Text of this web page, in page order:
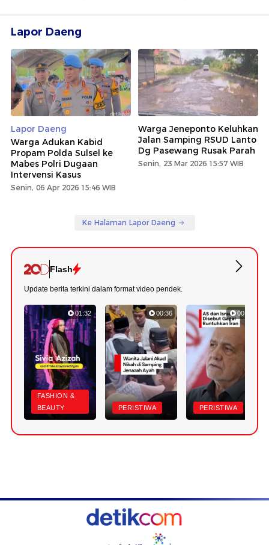
Lapor Daeng
Lapor Daeng
Warga Adukan Kabid
Propam Polda Sulsel ke
Mabes Polri Dugaan
Intervensi Kasus
Senin, 06 Apr 2026 15:46 WIB
Warga Jeneponto Keluhkan
Jalan Samping RSUD Lanto
Dg Pasewang Rusak Parah
Senin, 23 Mar 2026 15:57 WIB
Ke Halaman Lapor Daeng
Flash
Update berita terkini dalam format video pendek.
01:32
FASHION &
BEAUTY
00:36
PERISTIWA
00:52
PERISTIWA